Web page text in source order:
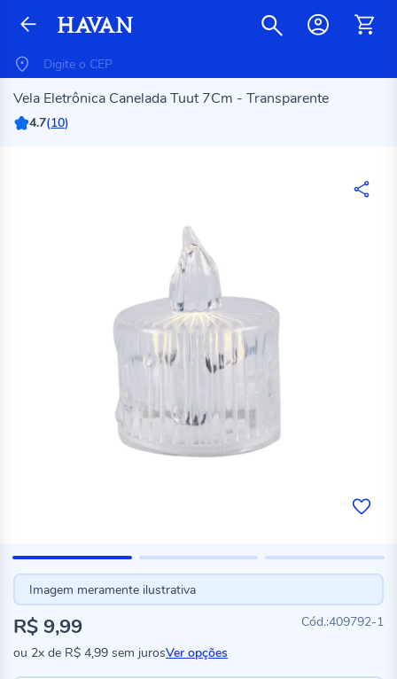
Vela Eletrônica Canelada Tuut 7Cm - Transparente
4.7(10)
Imagem meramente ilustrativa
409792-1
R$ 9,99
ou 2x de R$ 4,99 sem jurosVer opções